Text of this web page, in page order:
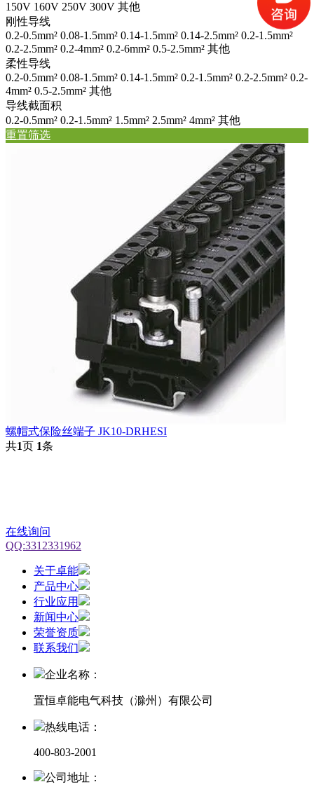
150V 160V 250V 300V 其他
刚性导线
0.2-0.5mm² 0.08-1.5mm² 0.14-1.5mm² 0.14-2.5mm² 0.2-1.5mm²
0.2-2.5mm² 0.2-4mm² 0.2-6mm² 0.5-2.5mm² 其他
柔性导线
0.2-0.5mm² 0.08-1.5mm² 0.14-1.5mm² 0.2-1.5mm² 0.2-2.5mm² 0.2-
4mm² 0.5-2.5mm² 其他
导线截面积
0.2-0.5mm² 0.2-1.5mm² 1.5mm² 2.5mm² 4mm² 其他
重置筛选
螺帽式保险丝端子 JK10-DRHESI
共1页 1条
在线询问
QQ:3312331962
关于卓能
产品中心
行业应用
新闻中心
荣誉资质
联系我们
企业名称：
置恒卓能电气科技（滁州）有限公司
热线电话：
400-803-2001
公司地址：